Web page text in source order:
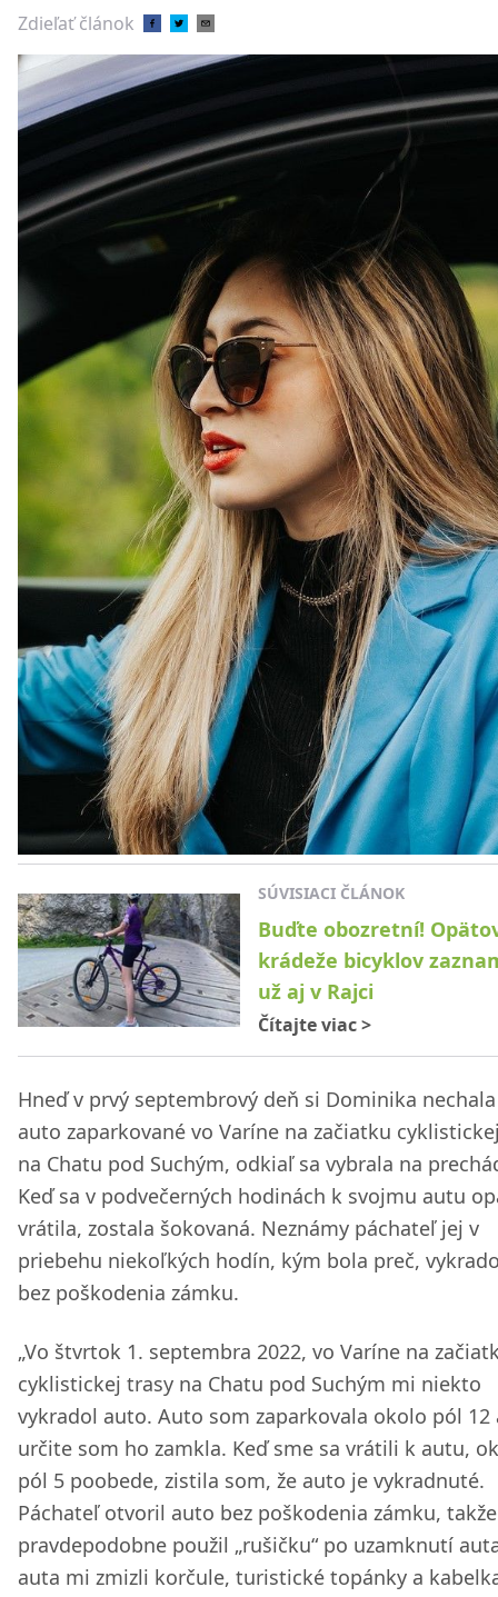
Zdieľať článok
SÚVISIACI ČLÁNOK
Buďte obozretní!
krádeže bicyklov
už aj v Rajci
Čítajte viac>
Hneď v prvý septembrový deň si Dominika
auto zaparkované vo Varíne na začiatku
na Chatu pod Suchým, odkiaľ sa vybrala na
Keď sa v podvečerných hodinách k svojmu autu
vrátila, zostala šokovaná. Neznámy páchateľ jej v
priebehu niekoľkých hodín, kým bola preč,
bez poškodenia zámku.
„Vo štvrtok 1. septembra 2022, vo Varíne na
cyklistickej trasy na Chatu pod Suchým mi niekto
vykradol auto. Auto som zaparkovala okolo pól 12
určite som ho zamkla. Keď sme sa vrátili k autu,
pól 5 poobede, zistila som, že auto je vykradnuté.
Páchateľ otvoril auto bez poškodenia zámku, takže
pravdepodobne použil „rušičku“ po uzamknutí
auta mi zmizli korčule, turistické topánky a